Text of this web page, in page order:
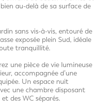
au-delà de sa surface de
sans vis-à-vis, entouré de
exposée plein Sud, idéale
tranquillité.
une pièce de vie lumineuse
accompagnée d’une
Un espace nuit
une chambre disposant
des WC séparés.